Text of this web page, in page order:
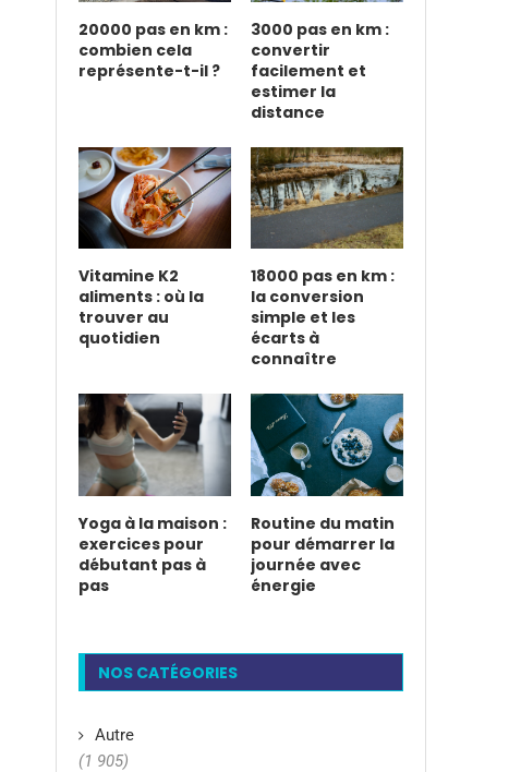
20000 pas en km :
combien cela
représente-t-il ?
3000 pas en km :
convertir
facilement et
estimer la
distance
Vitamine K2
aliments : où la
trouver au
quotidien
18000 pas en km :
la conversion
simple et les
écarts à
connaître
Yoga à la maison :
exercices pour
débutant pas à
pas
Routine du matin
pour démarrer la
journée avec
énergie
NOS CATÉGORIES
Autre
(1 905)